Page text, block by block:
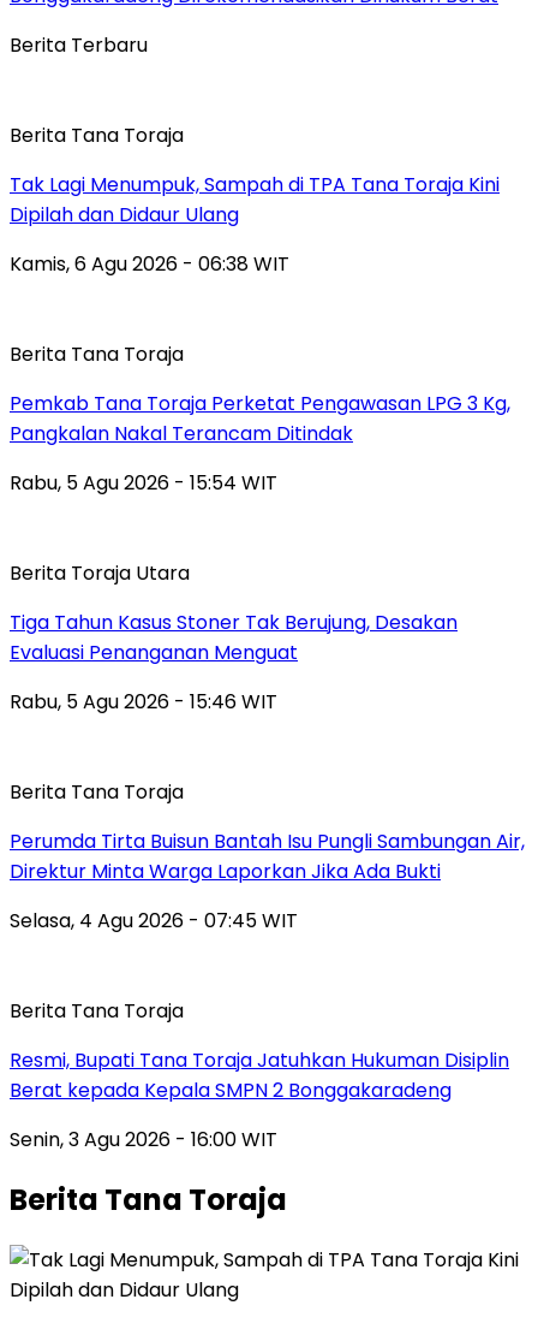
Berita Terbaru
Berita Tana Toraja
Tak Lagi Menumpuk, Sampah di TPA Tana Toraja Kini
Dipilah dan Didaur Ulang
Kamis, 6 Agu 2026 - 06:38 WIT
Berita Tana Toraja
Pemkab Tana Toraja Perketat Pengawasan LPG 3 Kg,
Pangkalan Nakal Terancam Ditindak
Rabu, 5 Agu 2026 - 15:54 WIT
Berita Toraja Utara
Tiga Tahun Kasus Stoner Tak Berujung, Desakan
Evaluasi Penanganan Menguat
Rabu, 5 Agu 2026 - 15:46 WIT
Berita Tana Toraja
Perumda Tirta Buisun Bantah Isu Pungli Sambungan Air,
Direktur Minta Warga Laporkan Jika Ada Bukti
Selasa, 4 Agu 2026 - 07:45 WIT
Berita Tana Toraja
Resmi, Bupati Tana Toraja Jatuhkan Hukuman Disiplin
Berat kepada Kepala SMPN 2 Bonggakaradeng
Senin, 3 Agu 2026 - 16:00 WIT
Berita Tana Toraja